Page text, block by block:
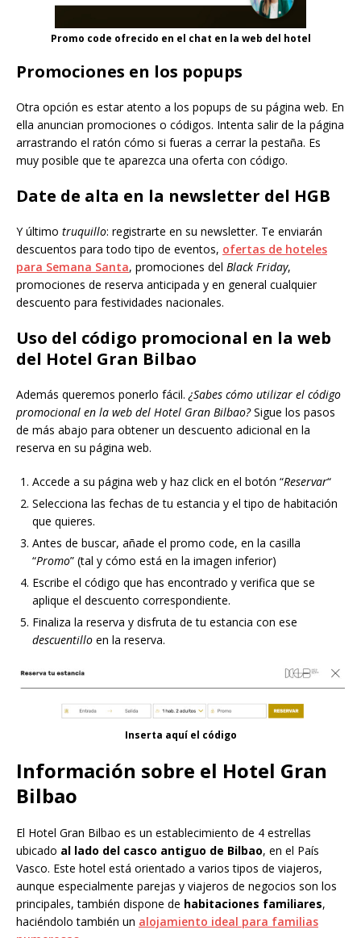
Promo code ofrecido en el chat en la web del hotel
Promociones en los popups
Otra opción es estar atento a los popups de su página web. En
ella anuncian promociones o códigos. Intenta salir de la página
arrastrando el ratón cómo si fueras a cerrar la pestaña. Es
muy posible que te aparezca una oferta con código.
Date de alta en la newsletter del HGB
Y último truquillo: registrarte en su newsletter. Te enviarán
descuentos para todo tipo de eventos, ofertas de hoteles
para Semana Santa, promociones del Black Friday,
promociones de reserva anticipada y en general cualquier
descuento para festividades nacionales.
Uso del código promocional en la web
del Hotel Gran Bilbao
Además queremos ponerlo fácil. ¿Sabes cómo utilizar el código
promocional en la web del Hotel Gran Bilbao?Sigue los pasos
de más abajo para obtener un descuento adicional en la
reserva en su página web.
Accede a su página web y haz click en el botón “Reservar“
Selecciona las fechas de tu estancia y el tipo de habitación
que quieres.
Antes de buscar, añade el promo code, en la casilla
“Promo” (tal y cómo está en la imagen inferior)
Escribe el código que has encontrado y verifica que se
aplique el descuento correspondiente.
Finaliza la reserva y disfruta de tu estancia con ese
descuentillo en la reserva.
Inserta aquí el código
Información sobre el Hotel Gran
Bilbao
El Hotel Gran Bilbao es un establecimiento de 4 estrellas
ubicado al lado del casco antiguo de Bilbao, en el País
Vasco. Este hotel está orientado a varios tipos de viajeros,
aunque especialmente parejas y viajeros de negocios son los
principales, también dispone de habitaciones familiares,
haciéndolo también un alojamiento ideal para familias